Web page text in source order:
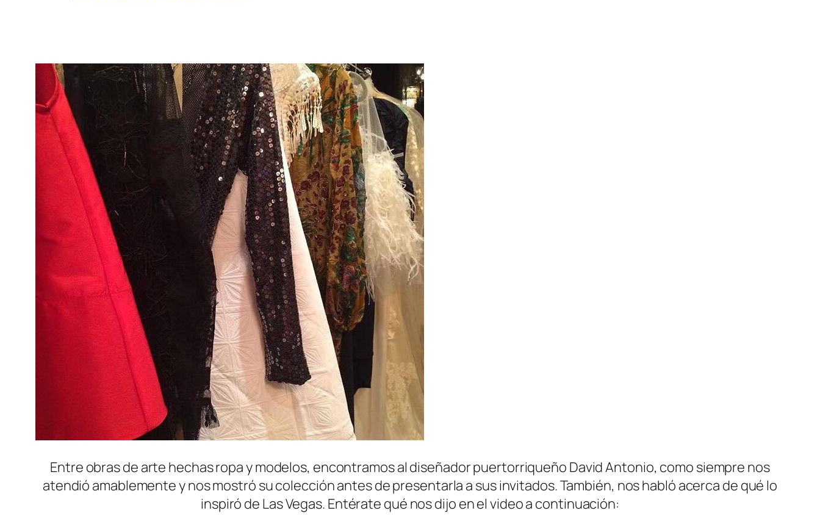
Entre obras de arte hechas ropa y modelos, encontramos al diseñador puertorriqueño David Antonio, como siempre nos
atendió amablemente y nos mostró su colección antes de presentarla a sus invitados. También, nos habló acerca de qué lo
inspiró de Las Vegas. Entérate qué nos dijo en el video a continuación: